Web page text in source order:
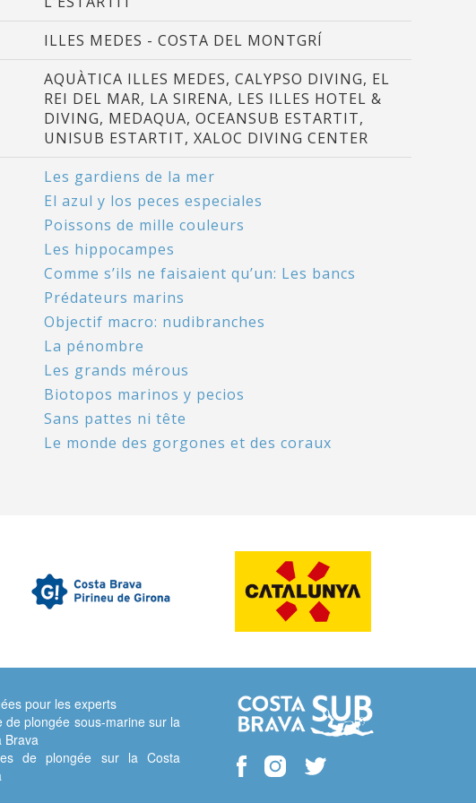
ILLES MEDES - COSTA DEL MONTGRÍ
AQUÀTICA ILLES MEDES, CALYPSO DIVING, EL
REI DEL MAR, LA SIRENA, LES ILLES HOTEL &
DIVING, MEDAQUA, OCEANSUB ESTARTIT,
UNISUB ESTARTIT, XALOC DIVING CENTER
Les gardiens de la mer
El azul y los peces especiales
Poissons de mille couleurs
Les hippocampes
Comme s’ils ne faisaient qu’un: Les bancs
Prédateurs marins
Objectif macro: nudibranches
La pénombre
Les grands mérous
Biotopos marinos y pecios
Sans pattes ni tête
Le monde des gorgones et des coraux
pour les experts
de plongée sous-marine sur la
Brava
de plongée sur la Costa